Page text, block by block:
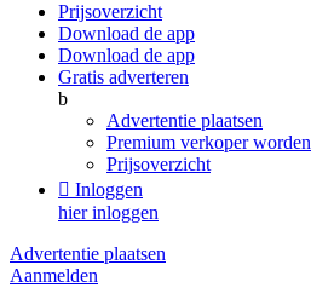
Prijsoverzicht
Download de app
Download de app
Gratis adverteren
b
Advertentie plaatsen
Premium verkoper worden
Prijsoverzicht
 Inloggen
hier inloggen
Advertentie plaatsen
Aanmelden